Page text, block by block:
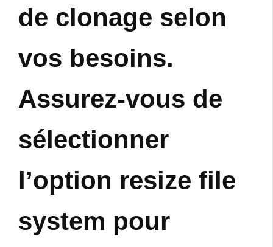
de clonage selon
vos besoins.
Assurez-vous de
sélectionner
l’option resize file
system pour